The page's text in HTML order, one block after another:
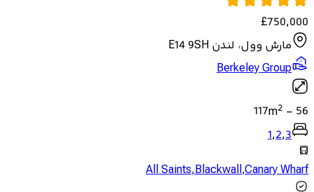
£750,000
مارش وول، لندن E14 9SH
Berkeley Group
56
-
117m2
1,2,3
All Saints,Blackwall,Canary Wharf